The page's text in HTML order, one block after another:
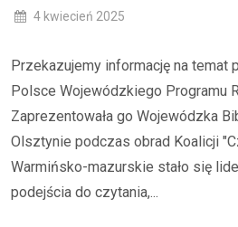
4 kwiecień 2025
Przekazujemy informację na
Polsce Wojewódzkiego Programu
Zaprezentowała go Wojewódzka
Olsztynie podczas obrad Koalicji
Warmińsko-mazurskie stało się
podejścia do czytania,...